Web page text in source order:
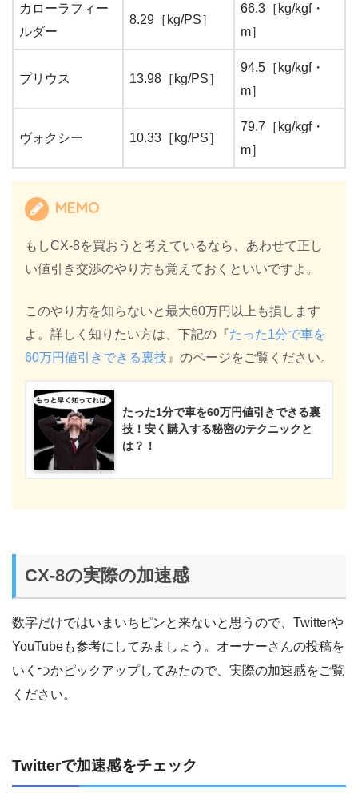
カローラフィー
ルダー
8.29［kg/PS］
66.3［kg/kgf・
m］
プリウス 13.98［kg/PS］
94.5［kg/kgf・
m］
ヴォクシー 10.33［kg/PS］
79.7［kg/kgf・
m］
MEMO
もしCX-8を買おうと考えているなら、あわせて正し
い値引き交渉のやり方も覚えておくといいですよ。
このやり方を知らないと最大60万円以上も損します
よ。詳しく知りたい方は、下記の『たった1分で車を
60万円値引きできる裏技 』のページをご覧ください。
たった1分で車を60万円値引きできる裏
技！安く購入する秘密のテクニックと
は？！
CX-8の実際の加速感
数字だけではいまいちピンと来ないと思うので、Twitterや
YouTubeも参考にしてみましょう。オーナーさんの投稿を
いくつかピックアップしてみたので、実際の加速感をご覧
ください。
Twitterで加速感をチェック